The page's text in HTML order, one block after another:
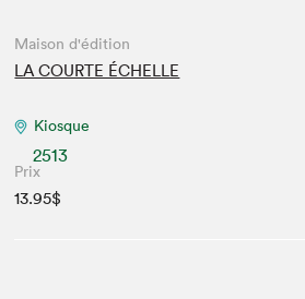
Maison d'édition
LA COURTE ÉCHELLE
Kiosque
2513
Prix
13.95$